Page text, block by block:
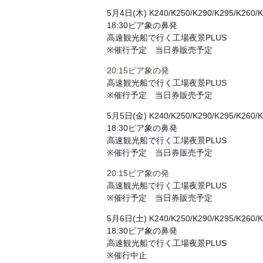
5月4日(木) K240/K250/K290/K295/K260/
18:30ピア象の鼻発
高速観光船で行く工場夜景PLUS
※催行予定 当日券販売予定
20:15ピア象の発
高速観光船で行く工場夜景PLUS
※催行予定 当日券販売予定
5月5日(金) K240/K250/K290/K295/K260/
18:30ピア象の鼻発
高速観光船で行く工場夜景PLUS
※催行予定 当日券販売予定
20:15ピア象の発
高速観光船で行く工場夜景PLUS
※催行予定 当日券販売予定
5月6日(土) K240/K250/K290/K295/K260/
18:30ピア象の鼻発
高速観光船で行く工場夜景PLUS
※催行中止